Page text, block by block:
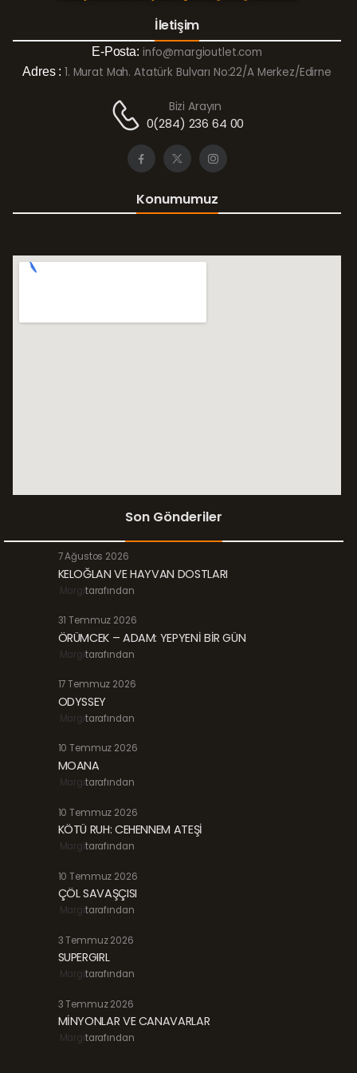
İletişim
E-Posta: info@margioutlet.com
Adres : 1. Murat Mah. Atatürk Bulvarı No:22/A Merkez/Edirne
Bizi Arayın
0(284) 236 64 00
Konumumuz
Son Gönderiler
7 Ağustos 2026
KELOĞLAN VE HAYVAN DOSTLARI
Margitarafından
31 Temmuz 2026
ÖRÜMCEK – ADAM: YEPYENİ BİR GÜN
Margitarafından
17 Temmuz 2026
ODYSSEY
Margitarafından
10 Temmuz 2026
MOANA
Margitarafından
10 Temmuz 2026
KÖTÜ RUH: CEHENNEM ATEŞİ
Margitarafından
10 Temmuz 2026
ÇÖL SAVAŞÇISI
Margitarafından
3 Temmuz 2026
SUPERGIRL
Margitarafından
3 Temmuz 2026
MİNYONLAR VE CANAVARLAR
Margitarafından